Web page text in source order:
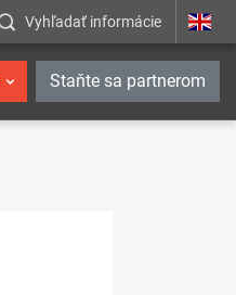
Vyhľadať informácie
Staňte sa partnerom